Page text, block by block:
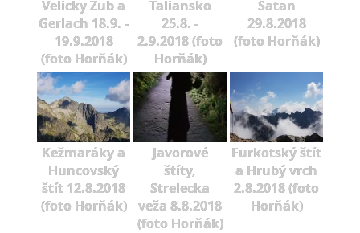
Velicky Zub a
Gerlach 18.9. -
19.9.2018
(foto Horňák)
Taliansko
25.8. -
2.9.2018 (foto
Horňák)
Satan
29.8.2018
(foto Horňák)
Kežmaráky a
Huncovský
štít 12.8.2018
(foto Horňák)
Javorové
štíty,
Strelecka
veža 8.8.2018
(foto Horňák)
Furkotský štít
a Hrubý vrch
2.8.2018 (foto
Horňák)